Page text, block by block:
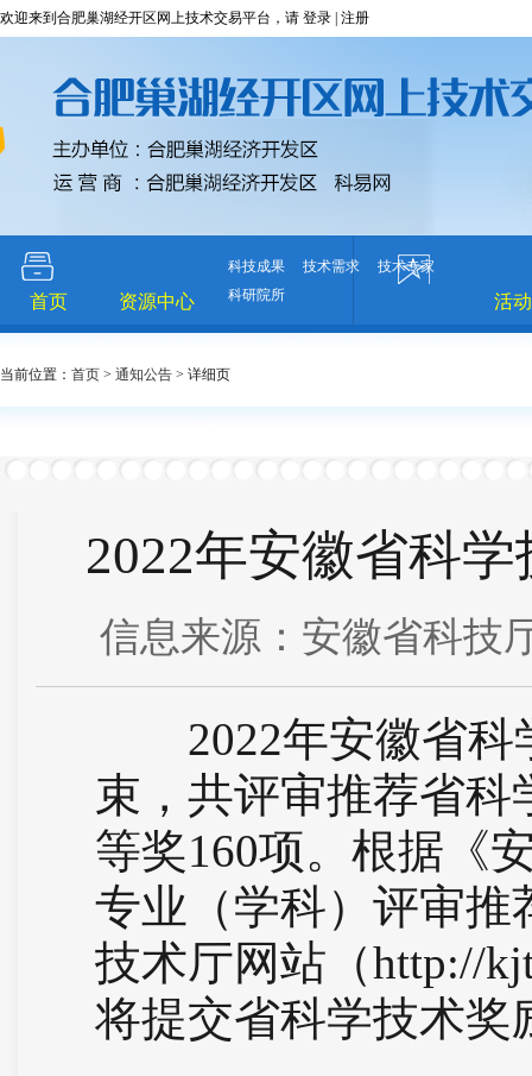
欢迎来到合肥巢湖经开区网上技术交易平台，请 登录 注册
首页 资源中心 活
科技成果 技术需求
技术专家
科研院所
当前位置： 首页 > 通知公告 > 详细页
2022年安徽省科
信息来源：安徽省科
2022年安徽省科
束，共评审推荐省科
等奖160项。根据《
专业（学科）评审推
技术厅网站（http://
将提交省科学技术奖